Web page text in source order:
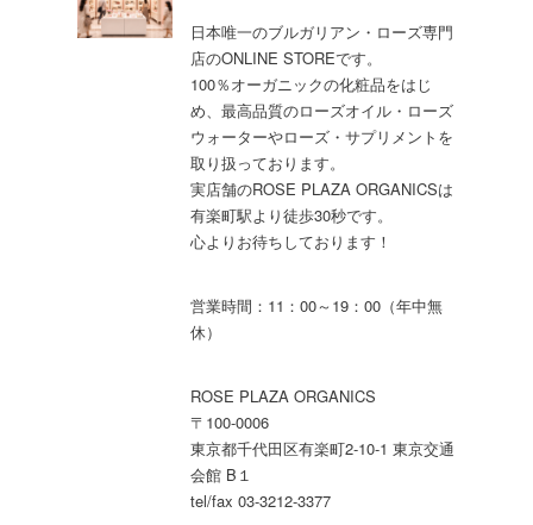
日本唯一のブルガリアン・ローズ専門
店のONLINE STOREです。
100％オーガニックの化粧品をはじ
め、最高品質のローズオイル・ローズ
ウォーターやローズ・サプリメントを
取り扱っております。
実店舗のROSE PLAZA ORGANICSは
有楽町駅より徒歩30秒です。
心よりお待ちしております！
営業時間：11：00～19：00（年中無
休）
ROSE PLAZA ORGANICS
〒100-0006
東京都千代田区有楽町2-10-1 東京交通
会館 B１
tel/fax 03-3212-3377